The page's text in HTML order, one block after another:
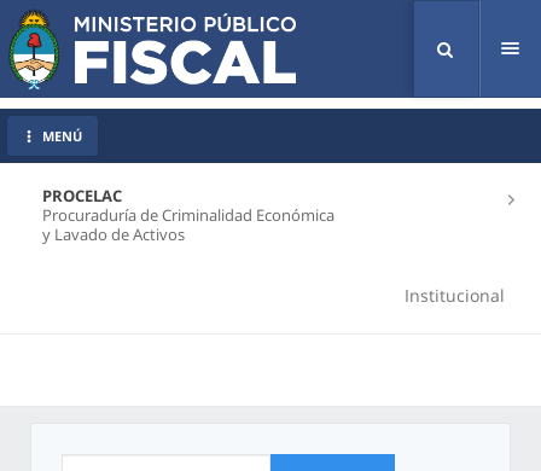
PROCELAC
Procuraduría de Criminalidad Económica
y Lavado de Activos
Institucional
MENÚ